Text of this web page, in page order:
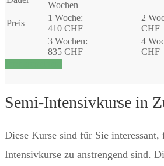
Wochen
Preis
1 Woche:
410 CHF
2
CHF
3 Wochen:
835 CHF
4
CHF
Semi-Intensivkurse in
Diese Kurse sind für Sie
Intensivkurse zu anstrengend sind.